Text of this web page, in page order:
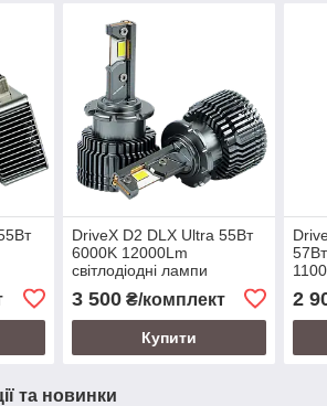
DriveX D2 DLX Ultra 55Вт
6000K 12000Lm
світлодіодні лампи
3 500₴/комплект
Купити
2
та новинки